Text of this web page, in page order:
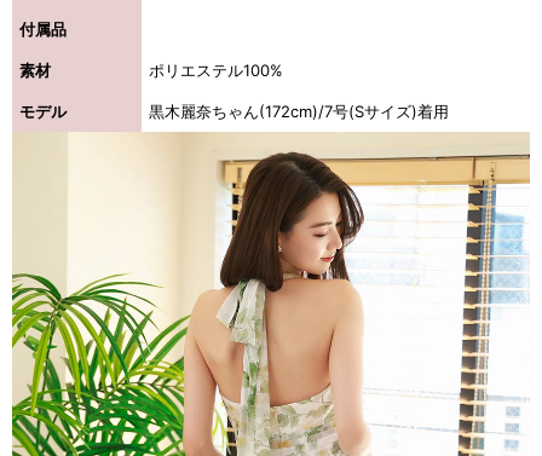
付属品
素材 ポリエステル100%
モデル 黒木麗奈ちゃん(172cm)/7号(Sサイズ)着用